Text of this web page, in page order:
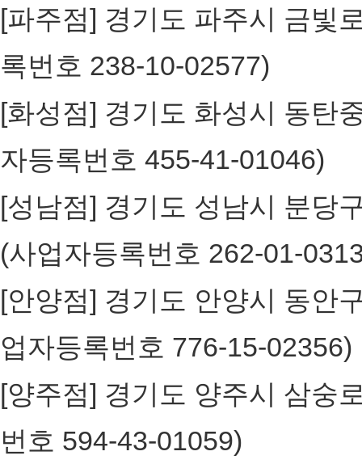
[파주점] 경기도 파주시 금빛
록번호 238-10-02577)
[화성점] 경기도 화성시 동탄
자등록번호 455-41-01046)
[성남점] 경기도 성남시 분당
(사업자등록번호 262-01-
[안양점] 경기도 안양시 동안
업자등록번호 776-15-
[양주점] 경기도 양주시 삼숭
번호 594-43-01059)